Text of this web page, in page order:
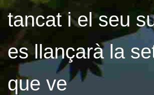
tancat i el seu
es llançarà la
que ve